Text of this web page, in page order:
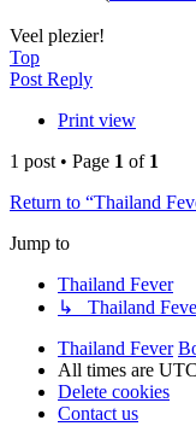
Veel plezier!
Top
Post Reply
Print view
1 post • Page 1 of 1
Return to “Thailand
Jump to
Thailand Fever
↳ Thailand
Thailand Fever
All times are
Delete cookies
Contact us